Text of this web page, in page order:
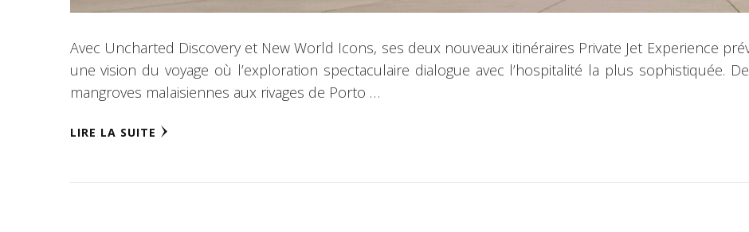
Avec Uncharted Discovery et New World Icons, ses deux nouveaux itinéraires Private Jet Experience
une vision du voyage où l’exploration spectaculaire dialogue avec l’hospitalité la plus sophistiquée.
mangroves malaisiennes aux rivages de Porto …
LIRE LA SUITE